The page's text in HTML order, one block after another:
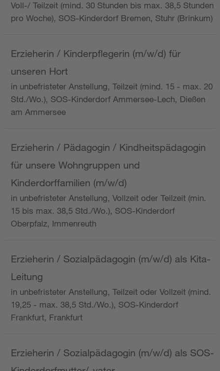
Voll-/ Teilzeit (mind. 30 Stunden bis max. 38,5 Stunden
pro Woche), SOS-Kinderdorf Bremen, Stuhr (Brinkum)
Erzieherin / Kinderpflegerin (m/w/d) für
unseren Hort
in unbefristeter Anstellung, Teilzeit (mind. 15 - max. 20
Std./Wo.), SOS-Kinderdorf Ammersee-Lech, Dießen
am Ammersee
Erzieherin / Pädagogin / Kindheitspädagogin
für unsere Wohngruppen und
Kinderdorffamilien (m/w/d)
in unbefristeter Anstellung, Vollzeit oder Teilzeit (min.
15 bis max. 38,5 Std./Wo.), SOS-Kinderdorf
Oberpfalz, Immenreuth
Erzieherin / Sozialpädagogin (m/w/d) als Kita-
Leitung
in unbefristeter Anstellung, Teilzeit oder Vollzeit (mind.
19,25 - max. 38,5 Std./Wo.), SOS-Kinderdorf
Frankfurt, Frankfurt
Erzieherin / Sozialpädagogin (m/w/d) als SOS-